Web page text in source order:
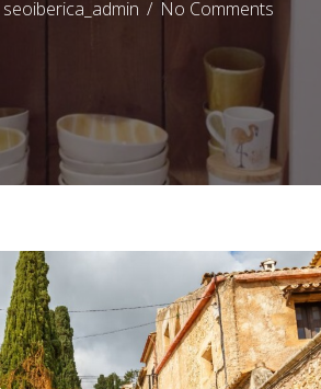
seoiberica_admin / No Comments